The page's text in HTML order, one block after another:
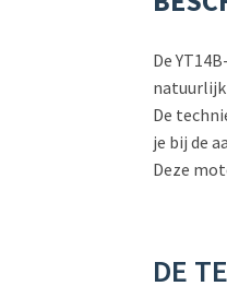
De
natuurlijk
De
je bij de
Deze
DE